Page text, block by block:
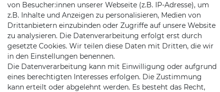
Telefon: 09721 / 9453362
Mail:info@satshopping.de
Kopenhagenstr. 4
97424 Schweinfurt
von Besucher:innen unserer Webseite (z.B. IP-Adresse), um
z.B. Inhalte und Anzeigen zu personalisieren, Medien von
Drittanbietern einzubinden oder Zugriffe auf unsere Website
zu analysieren. Die Datenverarbeitung erfolgt erst durch
gesetzte Cookies. Wir teilen diese Daten mit Dritten, die wir
in den Einstellungen benennen.
Die Datenverarbeitung kann mit Einwilligung oder aufgrund
eines berechtigten Interesses erfolgen. Die Zustimmung
kann erteilt oder abgelehnt werden. Es besteht das Recht,